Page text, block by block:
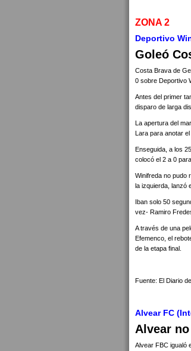
ZONA 2
Deportivo
Goleó
Costa Brava de
0 sobre Deportivo
Antes del primer
disparo de larga
La apertura del
Lara para anotar el
Enseguida, a los
colocó el 2 a 0
Winifreda no pudo
la izquierda, lanzó
Iban solo 50
vez- Ramiro
A través de una
Efemenco, el
de la etapa final.
Fuente: El Diario
Alvear FC
Alvear
Alvear FBC igualó